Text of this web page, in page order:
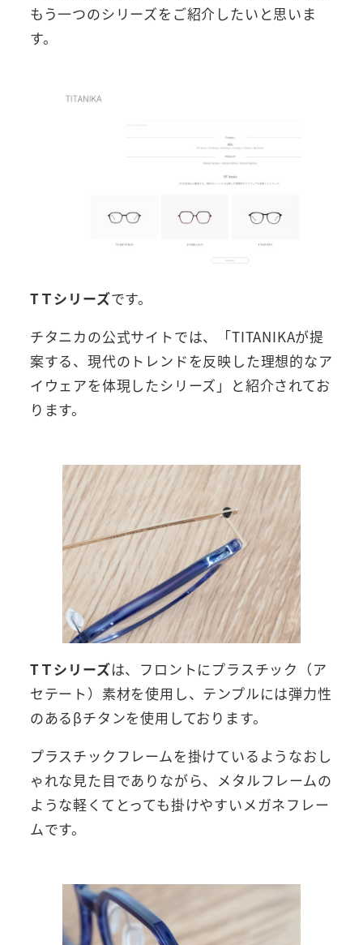
もう一つのシリーズをご紹介したいと思いま
す。
TＴシリーズです。
チタニカの公式サイトでは、「TITANIKAが提
案する、現代のトレンドを反映した理想的なア
イウェアを体現したシリーズ」と紹介されてお
ります。
TＴシリーズは、フロントにプラスチック（ア
セテート）素材を使用し、テンプルには弾力性
のあるβチタンを使用しております。
プラスチックフレームを掛けているようなおし
ゃれな見た目でありながら、メタルフレームの
ような軽くてとっても掛けやすいメガネフレー
ムです。